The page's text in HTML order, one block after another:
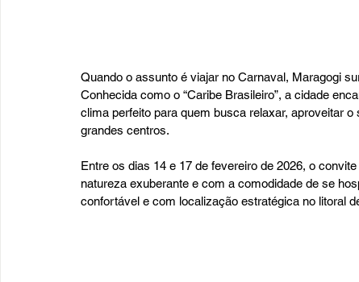
Quando o assunto é viajar no Carnaval, Maragogi
Conhecida como o “Caribe Brasileiro”, a cidade
clima perfeito para quem busca relaxar, aproveitar
grandes centros.
Entre os dias 14 e 17 de fevereiro de 2026, o
natureza exuberante e com a comodidade de se
confortável e com localização estratégica no litoral